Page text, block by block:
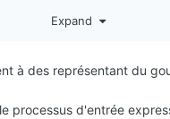
passé la visite médicale
la marche à suivre :
Expand
à des représentant du
processus d'entrée